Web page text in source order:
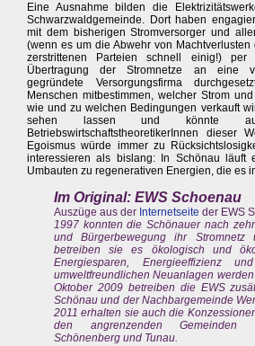
Eine Ausnahme bilden die
Schwarzwaldgemeinde. Dort haben
mit dem bisherigen Stromversorger und
(wenn es um die Abwehr von
zerstrittenen Parteien schnell einig!) per
Übertragung der Stromnetze an eine
gegründete Versorgungsfirma
Menschen mitbestimmen, welcher Strom
wie und zu welchen Bedingungen verkauft
sehen lassen und könnte
BetriebswirtschaftstheoretikerInnen dieser
Egoismus würde immer zu
interessieren als bislang: In Schönau läuft
Umbauten zu regenerativen Energien, die es
Im Original: EWS Schoenau
Auszüge aus der Internetseite der EWS
1997 konnten die Schönauer nach
und Bürgerbewegung ihr Stromnetz
betreiben sie es ökologisch und
Energiesparen, Energieeffizienz
umweltfreundlichen Neuanlagen
Oktober 2009 betreiben die EWS
Schönau und der Nachbargemeinde
2011 erhalten sie auch die
den angrenzenden Gemeinden
Schönenberg und Tunau.